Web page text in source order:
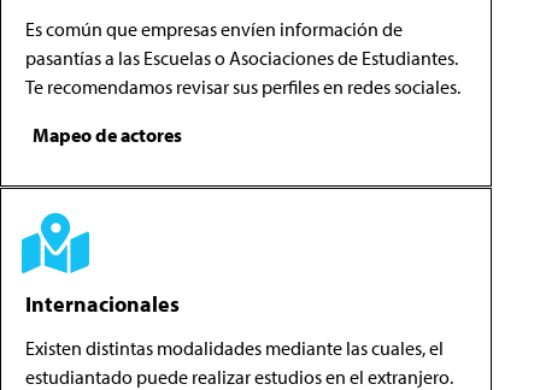
Es común que empresas envíen información de
pasantías a las Escuelas o Asociaciones de Estudiantes.
Te recomendamos revisar sus perfiles en redes sociales.
Mapeo de actores
Internacionales
Existen distintas modalidades mediante las cuales, el
estudiantado puede realizar estudios en el extranjero.